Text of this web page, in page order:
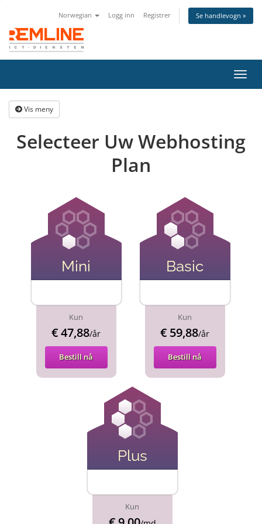
Norwegian Logg inn Registrer Se handlevogn »
Bytt
Vis meny
Selecteer Uw Webhosting
Plan
Mini
Kun
€ 47,88/år
Bestill nå
Basic
Kun
€ 59,88/år
Bestill nå
Plus
Kun